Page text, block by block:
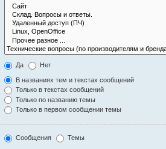
Да Нет
В названиях тем и текстах сообщений
Только в текстах сообщений
Только по названию темы
Только в первом сообщении темы
Сообщения Темы